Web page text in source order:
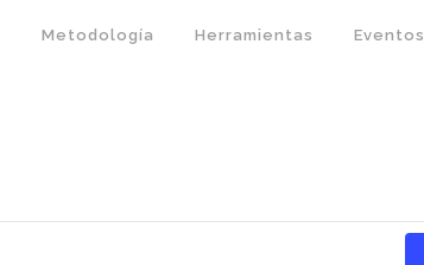
Metodología Herramientas Eventos